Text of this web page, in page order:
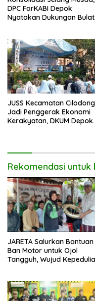
DPC ForKABI Depok
Nyatakan Dukungan Bulat
JUSS Kecamatan Cilodong
Jadi Penggerak Ekonomi
Kerakyatan, DKUM Depok
Rekomendasi untuk
JARETA Salurkan Bantuan
Ban Motor untuk Ojol
Tangguh, Wujud